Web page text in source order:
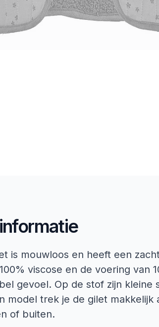
is mouwloos en heeft een
viscose en de voering van
gevoel. Op de stof zijn kleine
model trek je de gilet makkelijk
of buiten.